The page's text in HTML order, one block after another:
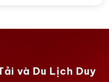
và Du Lịch Duy